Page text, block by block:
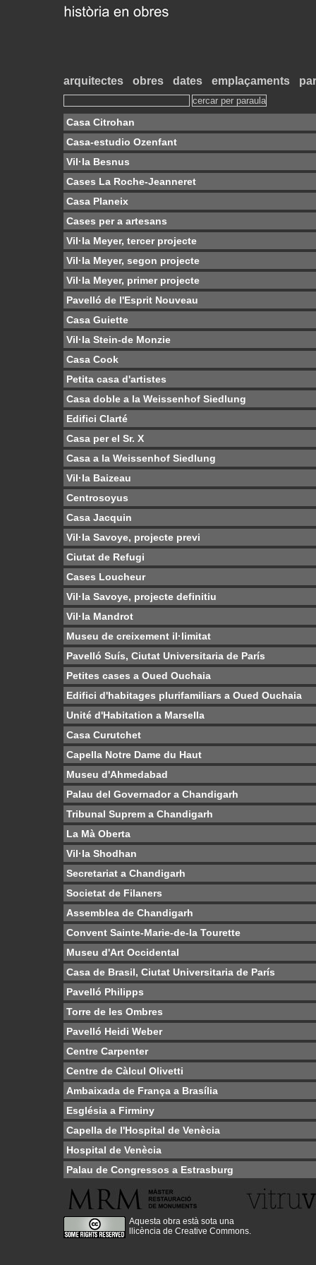
arquitectes obres dates emplaçaments
Casa Citrohan
Casa-estudio Ozenfant
Vil·la Besnus
Cases La Roche-Jeanneret
Casa Planeix
Cases per a artesans
Vil·la Meyer, tercer projecte
Vil·la Meyer, segon projecte
Vil·la Meyer, primer projecte
Pavelló de l'Esprit Nouveau
Casa Guiette
Vil·la Stein-de Monzie
Casa Cook
Petita casa d'artistes
Casa doble a la Weissenhof Siedlung
Edifici Clarté
Casa per el Sr. X
Casa a la Weissenhof Siedlung
Vil·la Baizeau
Centrosoyus
Casa Jacquin
Vil·la Savoye, projecte previ
Ciutat de Refugi
Cases Loucheur
Vil·la Savoye, projecte definitiu
Vil·la Mandrot
Museu de creixement il·limitat
Pavelló Suís, Ciutat Universitaria de París
Petites cases a Oued Ouchaia
Edifici d'habitages plurifamiliars a Oued Ouchaia
Unité d'Habitation a Marsella
Casa Curutchet
Capella Notre Dame du Haut
Museu d'Ahmedabad
Palau del Governador a Chandigarh
Tribunal Suprem a Chandigarh
La Mà Oberta
Vil·la Shodhan
Secretariat a Chandigarh
Societat de Filaners
Assemblea de Chandigarh
Convent Sainte-Marie-de-la Tourette
Museu d'Art Occidental
Casa de Brasil, Ciutat Universitaria de París
Pavelló Philipps
Torre de les Ombres
Pavelló Heidi Weber
Centre Carpenter
Centre de Càlcul Olivetti
Ambaixada de França a Brasília
Església a Firminy
Capella de l'Hospital de Venècia
Hospital de Venècia
Palau de Congressos a Estrasburg
Aquesta obra està sota una
llicència de Creative Commons.